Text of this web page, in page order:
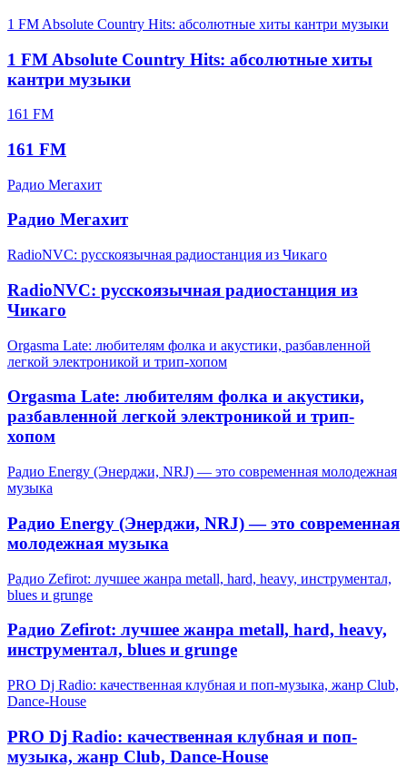
1 FM Absolute Country Hits: абсолютные хиты кантри музыки
1 FM Absolute Country Hits: абсолютные хиты
кантри музыки
161 FM
161 FM
Радио Мегахит
Радио Мегахит
RadioNVC: русскоязычная радиостанция из Чикаго
RadioNVC: русскоязычная радиостанция из
Чикаго
Orgasma Late: любителям фолка и акустики, разбавленной
легкой электроникой и трип-хопом
Orgasma Late: любителям фолка и акустики,
разбавленной легкой электроникой и трип-
хопом
Радио Energy (Энерджи, NRJ) — это современная молодежная
музыка
Радио Energy (Энерджи, NRJ) — это современная
молодежная музыка
Радио Zefirot: лучшее жанра metall, hard, heavy, инструментал,
blues и grunge
Радио Zefirot: лучшее жанра metall, hard, heavy,
инструментал, blues и grunge
PRO Dj Radio: качественная клубная и поп-музыка, жанр Club,
Dance-House
PRO Dj Radio: качественная клубная и поп-
музыка, жанр Club, Dance-House